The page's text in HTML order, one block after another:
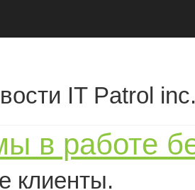
IT Patrol
в работе
клиенты.